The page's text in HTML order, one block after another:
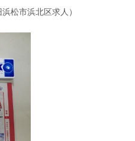
松市浜北区求人）